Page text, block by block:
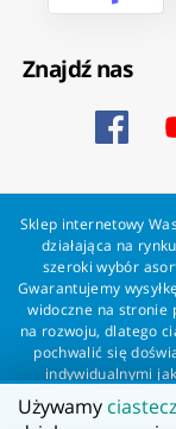
Znajdź nas
Sklep internetowy
działająca na
szeroki wybór
Gwarantujemy
widoczne na stronie
na rozwoju, dlatego
pochwalić się
indywidualnymi
Zapewniamy
bezproblemową
Używamy